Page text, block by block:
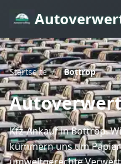
Startseite / Bottrop
Kfz-Ankaufin Bottrop.
kümmern uns um